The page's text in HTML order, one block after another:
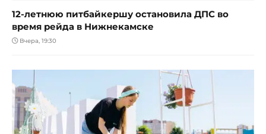
12-летнюю питбайкершу остановила ДПС во
время рейда в Нижнекамске
Вчера, 19:30